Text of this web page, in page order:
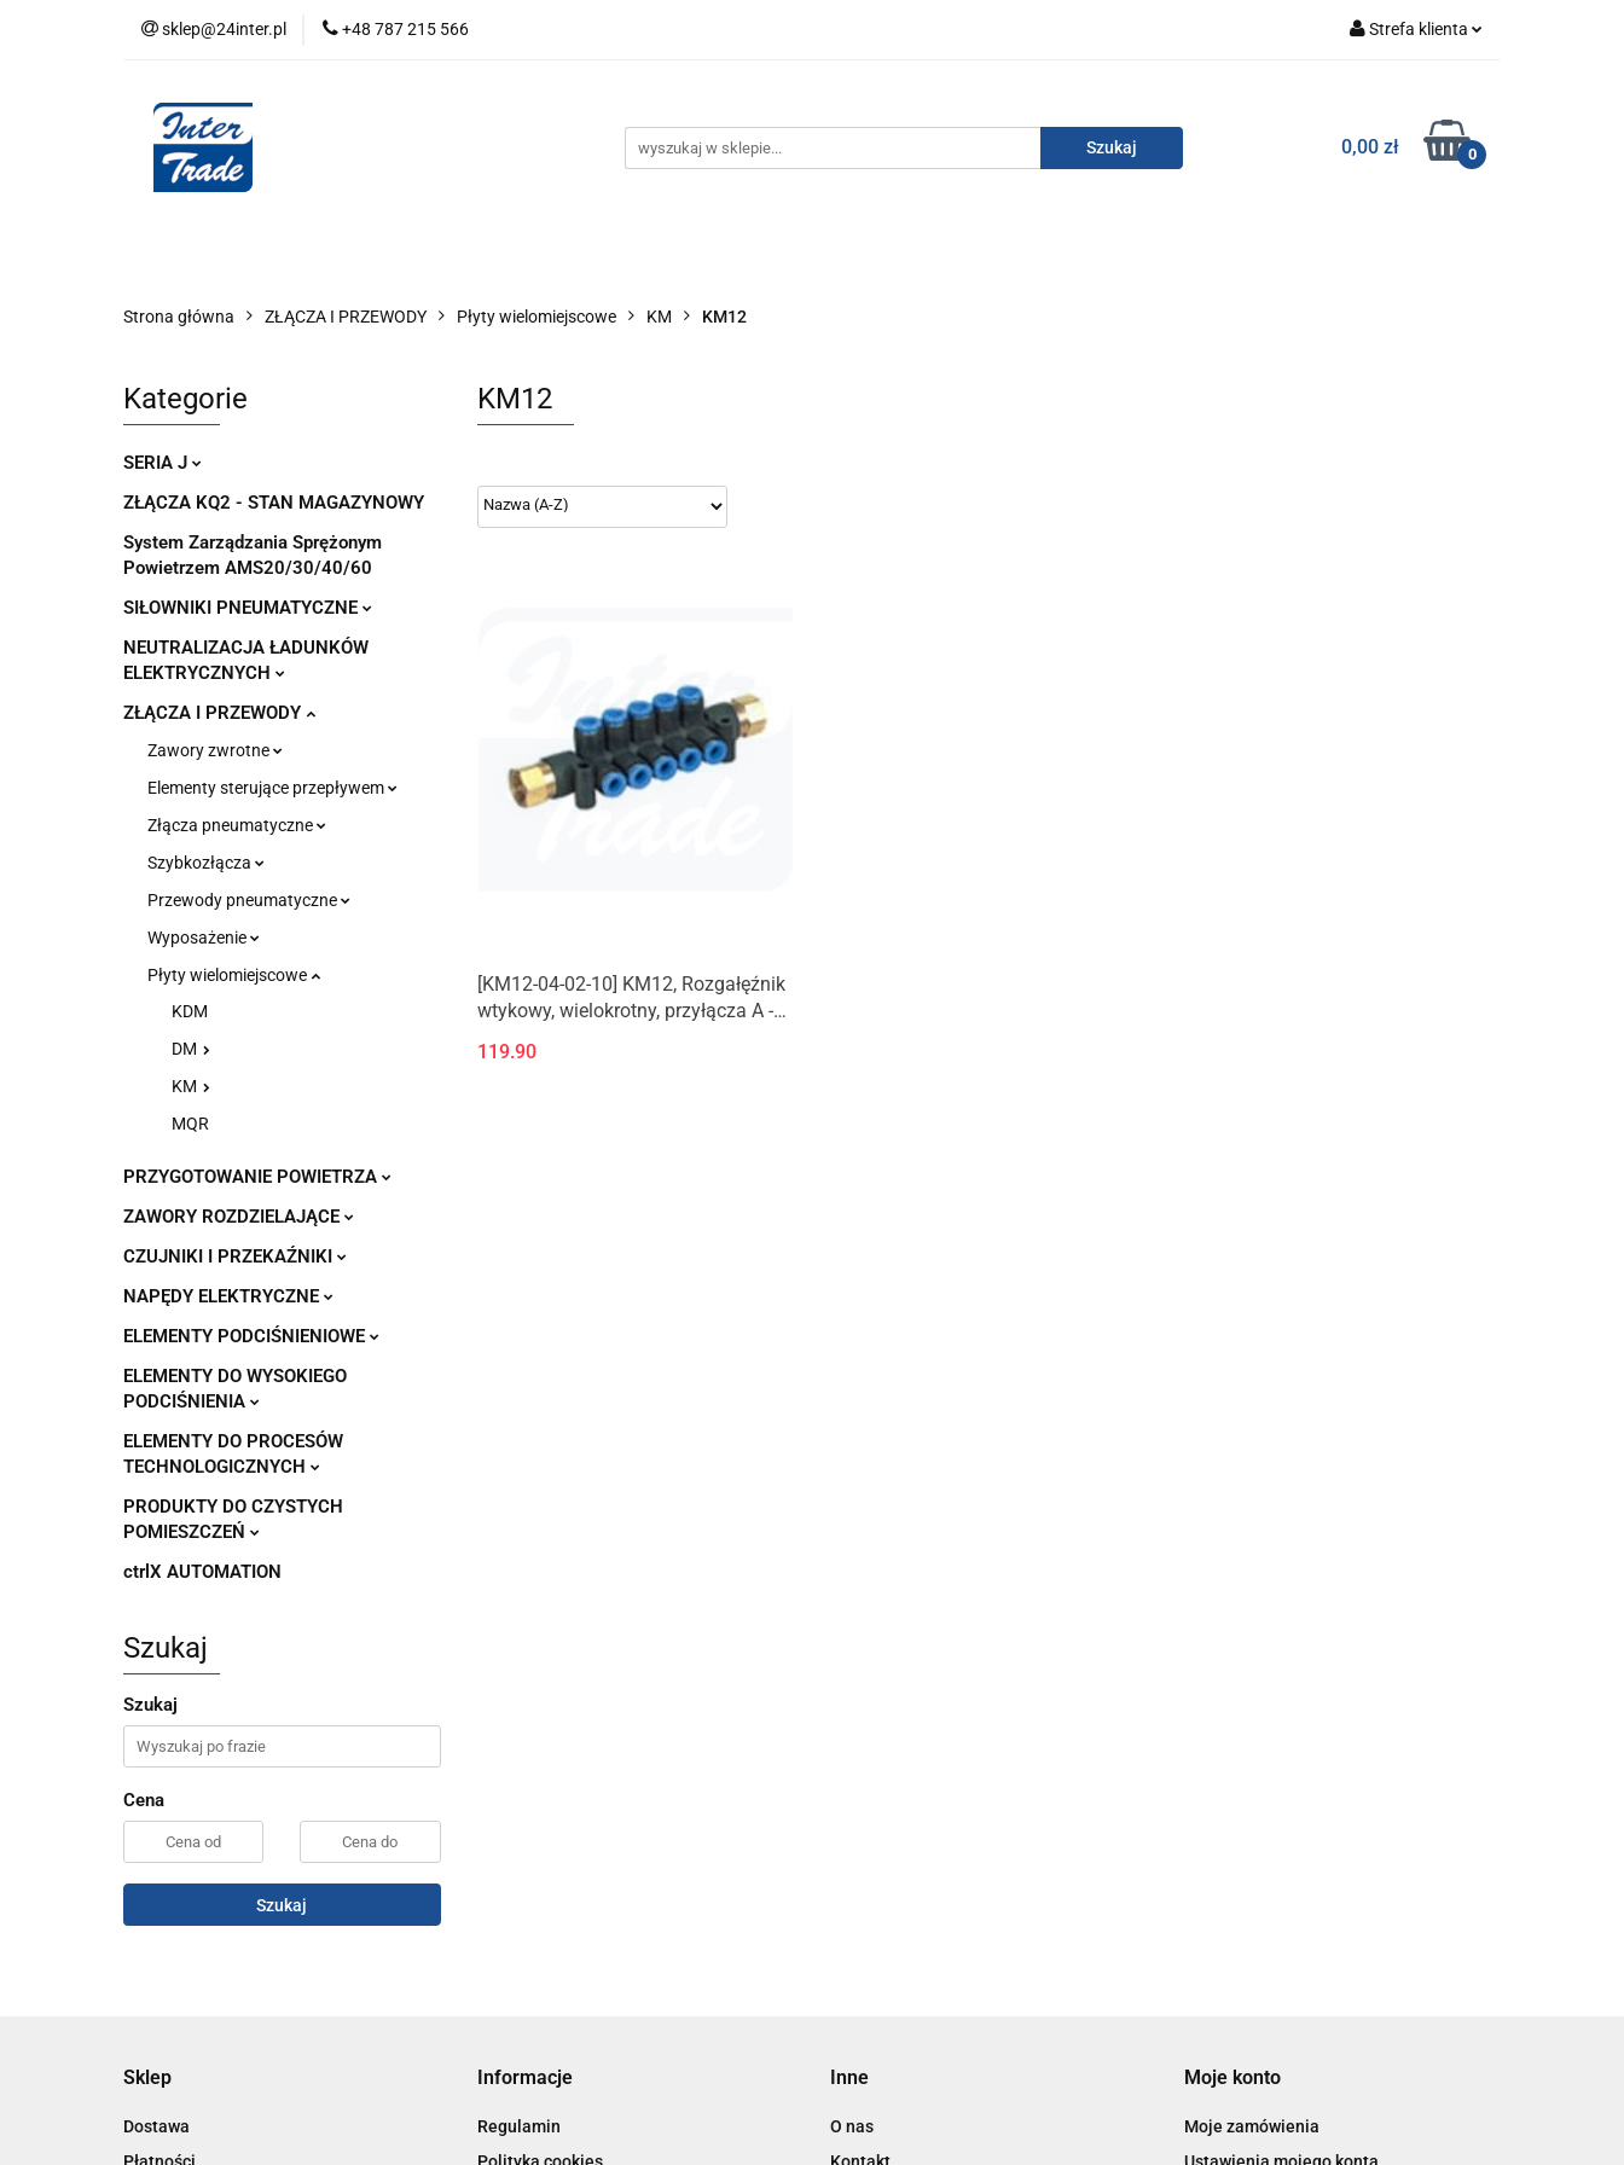
sklep@24inter.pl +48 787 215 566 Strefa klienta
Zarejestruj się
Dodaj zgłoszenie
0,00 zł 0
AUDYT SPRĘŻONEGO POWIETRZA SERIA J AUTORYZOWANY DYSTRYBUTOR SMC
AUDYT SPRĘŻONEGO POWIETRZA SERIA J AUTORYZOWANY DYSTRYBUTOR SMC
Strona główna ZŁĄCZA I PRZEWODY Płyty wielomiejscowe KM KM12
Kategorie
SERIA J
ZŁĄCZA KQ2 - STAN MAGAZYNOWY
System Zarządzania Sprężonym
Powietrzem AMS20/30/40/60
SIŁOWNIKI PNEUMATYCZNE
NEUTRALIZACJA ŁADUNKÓW
ELEKTRYCZNYCH
ZŁĄCZA I PRZEWODY
Zawory zwrotne
Elementy sterujące przepływem
Złącza pneumatyczne
Szybkozłącza
Przewody pneumatyczne
Wyposażenie
Płyty wielomiejscowe
KDM
DM
KM
MQR
PRZYGOTOWANIE POWIETRZA
ZAWORY ROZDZIELAJĄCE
CZUJNIKI I PRZEKAŹNIKI
NAPĘDY ELEKTRYCZNE
ELEMENTY PODCIŚNIENIOWE
ELEMENTY DO WYSOKIEGO
PODCIŚNIENIA
ELEMENTY DO PROCESÓW
TECHNOLOGICZNYCH
PRODUKTY DO CZYSTYCH
POMIESZCZEŃ
ctrlX AUTOMATION
Szukaj
Szukaj
Cena
Szukaj
KM12
[KM12-04-02-10] KM12, Rozgałęźnik
wtykowy, wielokrotny, przyłącza A -
wewnętrzny (Rc)
119.90
Sklep
Dostawa
Informacje
Regulamin
Inne
O nas
Moje konto
Moje zamówienia